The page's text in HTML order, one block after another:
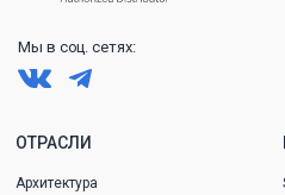
ОТРАСЛИ
Архитектура
Мы в соц. сетях: